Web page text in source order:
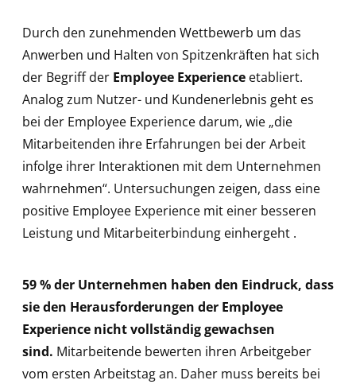
Durch den zunehmenden Wettbewerb um das
Anwerben und Halten von Spitzenkräften hat sich
der Begriff der Employee Experience etabliert.
Analog zum Nutzer- und Kundenerlebnis geht es
bei der Employee Experience darum, wie „die
Mitarbeitenden ihre Erfahrungen bei der Arbeit
infolge ihrer Interaktionen mit dem Unternehmen
wahrnehmen“. Untersuchungen zeigen, dass eine
positive Employee Experience mit einer besseren
Leistung und Mitarbeiterbindung einhergeht .
59 % der Unternehmen haben den Eindruck, dass
sie den Herausforderungen der Employee
Experience nicht vollständig gewachsen
sind. Mitarbeitende bewerten ihren Arbeitgeber
vom ersten Arbeitstag an. Daher muss bereits bei